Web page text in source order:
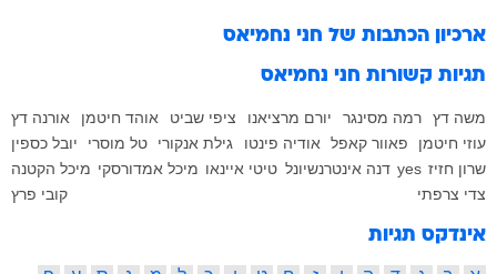
ארכיון הכתבות של חני נחמיאס
תגיות קשורות חני נחמיאס
משה דץ רמה מסינגר יורם מרציאנו ציפי שביט אוהד חיטמן
אורנה דץ
עוזי חיטמן
פאוור קאפל אודיה פינטו גילת אנקורי טל מוסרי
יובל כספין
שרון חזיז yes דנה אינטרנשיונל טיטי איינאו מיכל אמדורסקי מיכל הקטנה
צדי צרפתי
קובי פרץ
אינדקס תגיות